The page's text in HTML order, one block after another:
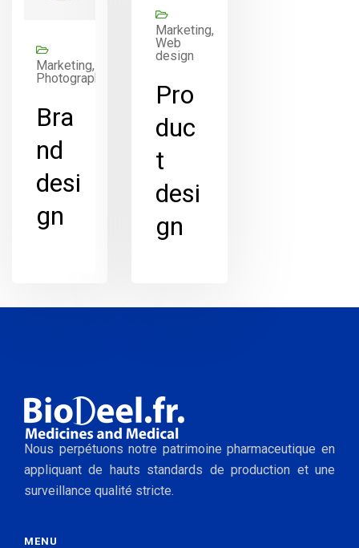
Marketing,
Photography
Bra
nd
desi
gn
Marketing,
Web
design
Pro
duc
t
desi
gn
Nous perpétuons notre patrimoine pharmaceutique en
appliquant de hauts standards de production et une
surveillance qualité stricte.
MENU